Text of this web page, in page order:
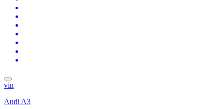
vin
Audi A3